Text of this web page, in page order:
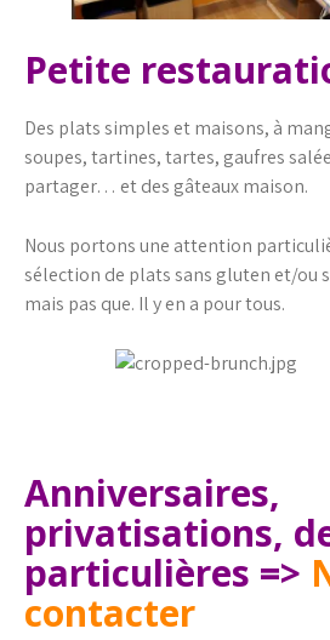
Petite
Des plats simples et maisons, à
soupes, tartines, tartes, gaufres
partager… et des gâteaux maison.
Nous portons une attention
sélection de plats sans gluten et/ou
mais pas que. Il y en a pour tous.
Anniversaires,
privatisations,
particulières =>
contacter